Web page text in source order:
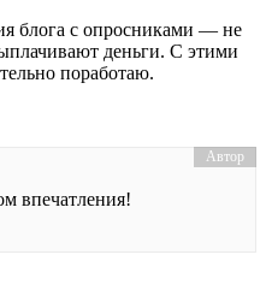
блога с опросниками — не
деньги. С этими
поработаю.
впечатления!